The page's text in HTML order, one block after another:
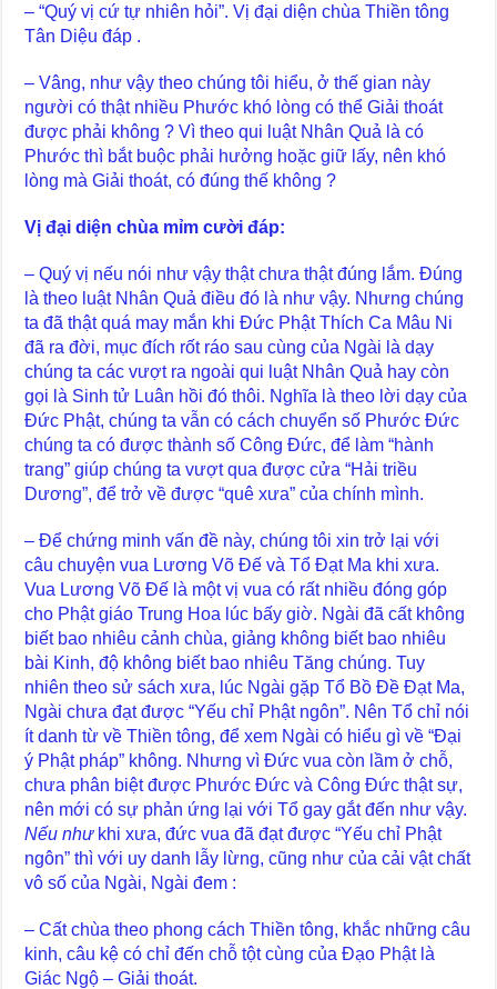
– “Quý vị cứ tự nhiên hỏi”. Vị đại diện chùa Thiền tông
Tân Diệu đáp .
– Vâng, như vậy theo chúng tôi hiểu, ở thế gian này
người có thật nhiều Phước khó lòng có thể Giải thoát
được phải không ? Vì theo qui luật Nhân Quả là có
Phước thì bắt buộc phải hưởng hoặc giữ lấy, nên khó
lòng mà Giải thoát, có đúng thế không ?
Vị đại diện chùa mỉm cười đáp:
– Quý vị nếu nói như vậy thật chưa thật đúng lắm. Đúng
là theo luật Nhân Quả điều đó là như vậy. Nhưng chúng
ta đã thật quá may mắn khi Đức Phật Thích Ca Mâu Ni
đã ra đời, mục đích rốt ráo sau cùng của Ngài là dạy
chúng ta các vượt ra ngoài qui luật Nhân Quả hay còn
gọi là Sinh tử Luân hồi đó thôi. Nghĩa là theo lời dạy của
Đức Phật, chúng ta vẫn có cách chuyển số Phước Đức
chúng ta có được thành số Công Đức, để làm “hành
trang” giúp chúng ta vượt qua được cửa “Hải triều
Dương”, để trở về được “quê xưa” của chính mình.
– Để chứng minh vấn đề này, chúng tôi xin trở lại với
câu chuyện vua Lương Võ Đế và Tổ Đạt Ma khi xưa.
Vua Lương Võ Đế là một vị vua có rất nhiều đóng góp
cho Phật giáo Trung Hoa lúc bấy giờ. Ngài đã cất không
biết bao nhiêu cảnh chùa, giảng không biết bao nhiêu
bài Kinh, độ không biết bao nhiêu Tăng chúng. Tuy
nhiên theo sử sách xưa, lúc Ngài gặp Tổ Bồ Đề Đạt Ma,
Ngài chưa đạt được “Yếu chỉ Phật ngôn”. Nên Tổ chỉ nói
ít danh từ về Thiền tông, để xem Ngài có hiểu gì về “Đại
ý Phật pháp” không. Nhưng vì Đức vua còn lầm ở chỗ,
chưa phân biệt được Phước Đức và Công Đức thật sự,
nên mới có sự phản ứng lại với Tổ gay gắt đến như vậy.
Nếu nhưkhi xưa, đức vua đã đạt được “Yếu chỉ Phật
ngôn” thì với uy danh lẫy lừng, cũng như của cải vật chất
vô số của Ngài, Ngài đem :
– Cất chùa theo phong cách Thiền tông, khắc những câu
kinh, câu kệ có chỉ đến chỗ tột cùng của Đạo Phật là
Giác Ngộ – Giải thoát.